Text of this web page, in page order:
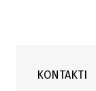
KONTAKTI